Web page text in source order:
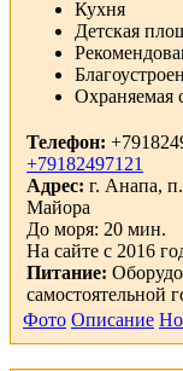
Кухня
Детская
Охраняемая
Телефон:
+79182497121
Адрес: г. Анапа,
Майора
До моря: 20 мин.
На сайте с 2016
Питание:
самостоятельной
Фото Описание